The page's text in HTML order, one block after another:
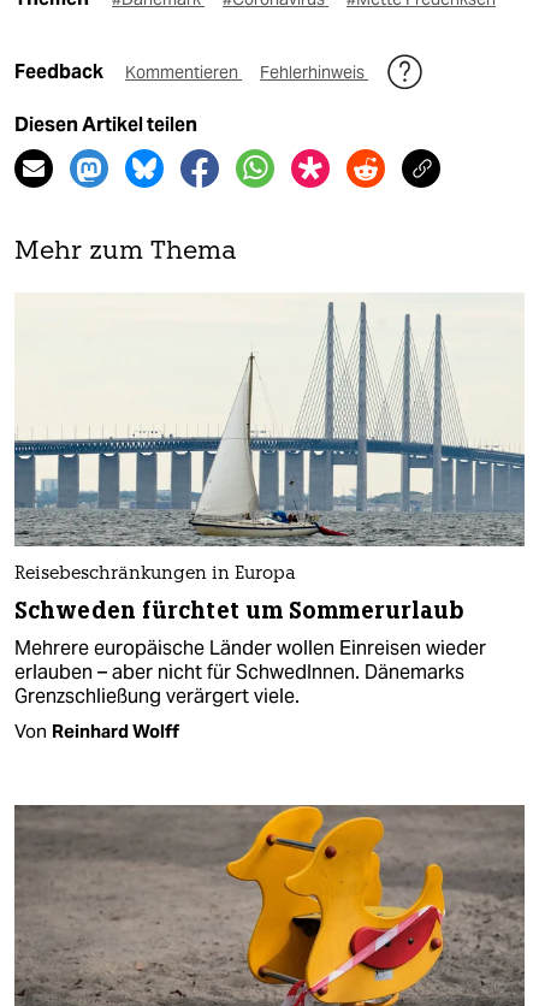
Feedback Kommentieren Fehlerhinweis
Diesen Artikel teilen
Mehr zum Thema
Reisebeschränkungen in Europa
Schweden fürchtet um Sommerurlaub
Mehrere europäische Länder wollen Einreisen wieder
erlauben – aber nicht für SchwedInnen. Dänemarks
Grenzschließung verärgert viele.
Von Reinhard Wolff